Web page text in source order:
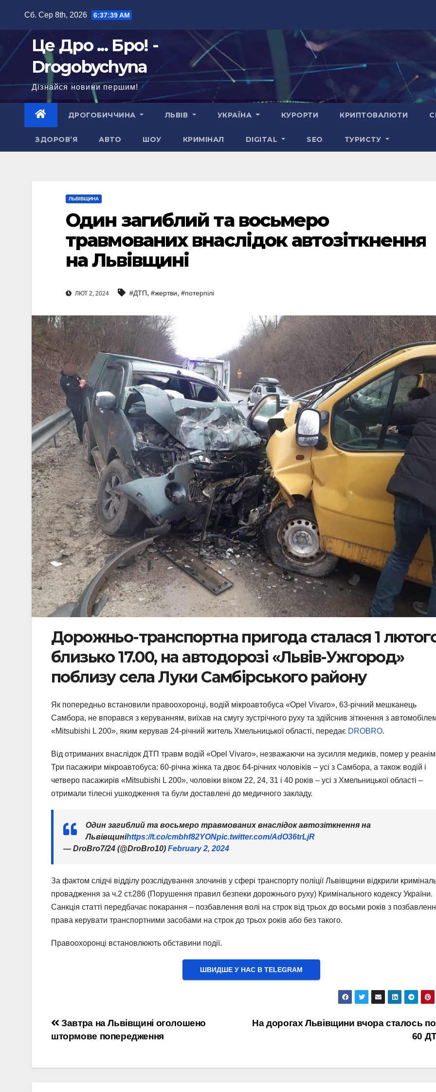
Сб. Сер 8th, 2026 6:37:41 AM
Це Дро ... Бро! -
Drogobychyna
Дізнайся новини першим!
ДРОГОБИЧЧИНА ЛЬВІВ УКРАЇНА КУРОРТИ КРИПТОВАЛЮТИ
ЗДОРОВ’Я АВТО ШОУ КРИМІНАЛ DIGITAL SEO ТУРИСТУ
ЛЬВІВЩИНА
Один загиблий та восьмеро
травмованих внаслідок автозіткнення
на Львівщині
ЛЮТ 2, 2024 #ДТП, #жертви, #потерпілі
Дорожньо-транспортна пригода сталася 1
близько 17.00, на автодорозі «Львів-Ужгород»
поблизу села Луки Самбірського району
Як попередньо встановили правоохоронці, водій мікроавтобуса «Opel Vivaro», 63-річний мешканець
Самбора, не впорався з керуванням, виїхав на смугу зустрічного руху та здійснив зіткнення з
«Mitsubishi L 200», яким керував 24-річний житель Хмельницької області, передає DROBRO.
Від отриманих внаслідок ДТП травм водій «Opel Vivaro», незважаючи на зусилля медиків, помер у
Три пасажири мікроавтобуса: 60-річна жінка та двоє 64-річних чоловіків – усі з Самбора, а також водій і
четверо пасажирів «Mitsubishi L 200», чоловіки віком 22, 24, 31 і 40 років – усі з Хмельницької області –
отримали тілесні ушкодження та були доставлені до медичного закладу.
Один загиблий та восьмеро травмованих внаслідок автозіткнення на
Львівщиніhttps://t.co/cmbhf82YONpic.twitter.com/AdO36trLjR
— DroBro7/24 (@DroBro10) February 2, 2024
За фактом слідчі відділу розслідування злочинів у сфері транспорту поліції Львівщини відкрили
провадження за ч.2 ст.286 (Порушення правил безпеки дорожнього руху) Кримінального кодексу України.
Санкція статті передбачає покарання – позбавлення волі на строк від трьох до восьми років з
права керувати транспортними засобами на строк до трьох років або без такого.
Правоохоронці встановлюють обставини події.
ШВИДШЕ У НАС В ТELEGRAM
Навігація
записів
На дорогах Львівщини вчора сталось
60
Завтра на Львівщині оголошено
штормове попередження